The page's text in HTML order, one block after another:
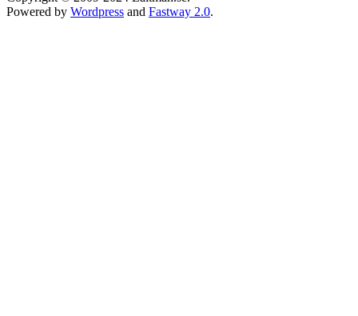
Powered by Wordpress and Fastway 2.0.